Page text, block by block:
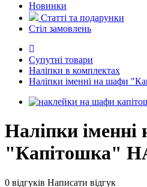
Новинки
Статті та подарунки
Стіл замовлень
Супутні товари
Наліпки в комплектах
Наліпки іменні на шафи
Наліпки
"Капітошка"
0 відгуків Написати відгук